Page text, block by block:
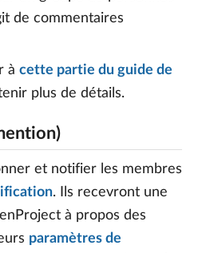
de commentaires
à cette partie du guide de
plus de détails.
et notifier les membres
. Ils recevront une
à propos des
paramètres de